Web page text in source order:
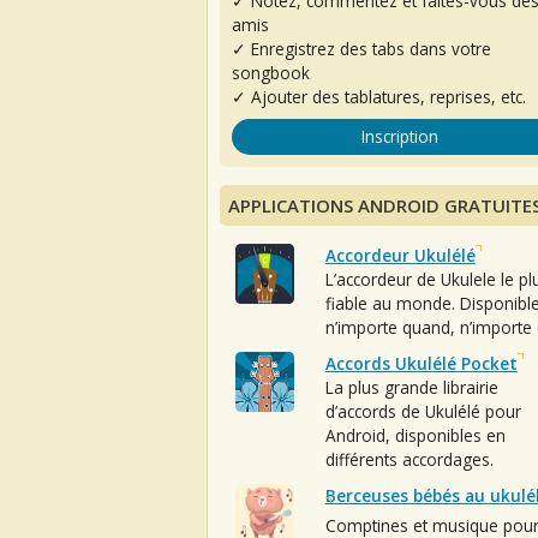
amis
✓ Enregistrez des tabs dans votre
songbook
✓ Ajouter des tablatures, reprises, etc.
Inscription
APPLICATIONS ANDROID
Accordeur Ukulélé
L’accordeur de Ukulele le
fiable au monde. Disponible
n’importe quand, n’importe
Accords Ukulélé Pocket
La plus grande librairie
d’accords de Ukulélé pour
Android, disponibles en
différents accordages.
Berceuses bébés au
Comptines et musique pour